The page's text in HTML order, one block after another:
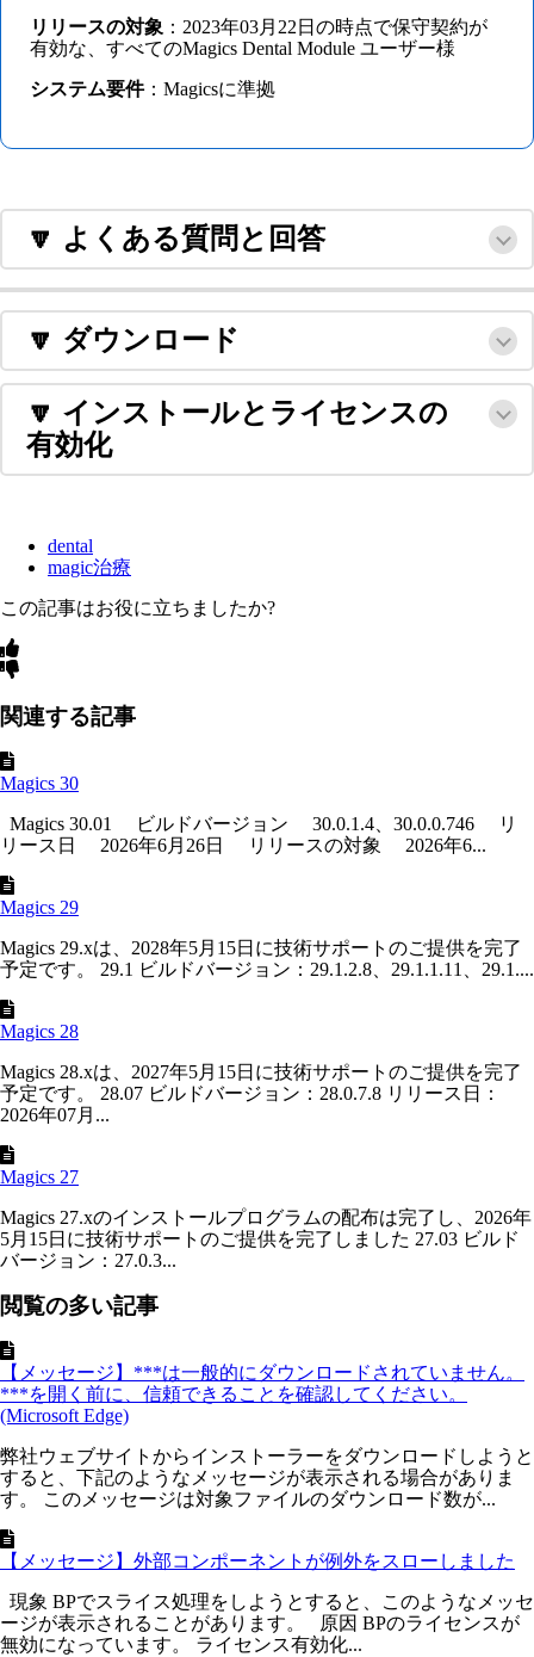
リリースの対象 ：2023年03月22日の時点で保守契約が
有効な、すべてのMagics Dental Module ユーザー様
システム要件：Magicsに準拠
🔽 よくある質問と回答
🔽 ダウンロード
🔽 インストールとライセンスの
有効化
dental
magic治療
この記事はお役に立ちましたか?
関連する記事
Magics 30
Magics 30.01 ビルドバージョン 30.0.1.4、30.0.0.746 リ
リース日 2026年6月26日 リリースの対象 2026年6...
Magics 29
Magics 29.xは、2028年5月15日に技術サポートのご提供を完了
予定です。 29.1 ビルドバージョン：29.1.2.8、29.1.1.11、29.1....
Magics 28
Magics 28.xは、2027年5月15日に技術サポートのご提供を完了
予定です。 28.07 ビルドバージョン：28.0.7.8 リリース日：
2026年07月...
Magics 27
Magics 27.xのインストールプログラムの配布は完了し、2026年
5月15日に技術サポートのご提供を完了しました 27.03 ビルド
バージョン：27.0.3...
閲覧の多い記事
【メッセージ】***は一般的にダウンロードされていません。
***を開く前に、信頼できることを確認してください。
(Microsoft Edge)
弊社ウェブサイトからインストーラーをダウンロードしようと
すると、下記のようなメッセージが表示される場合がありま
す。 このメッセージは対象ファイルのダウンロード数が...
【メッセージ】外部コンポーネントが例外をスローしました
現象 BPでスライス処理をしようとすると、このようなメッセ
ージが表示されることがあります。 原因 BPのライセンスが
無効になっています。 ライセンス有効化...